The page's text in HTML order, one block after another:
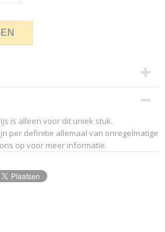
is alleen voor dit uniek stuk.
per definitie allemaal van onregelmatige
op voor meer informatie.